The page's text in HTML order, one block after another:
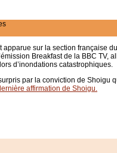
apparue sur la section française
Breakfast de la BBC TV,
d’inondations catastrophiques.
par la conviction de
affirmation de Shoigu.